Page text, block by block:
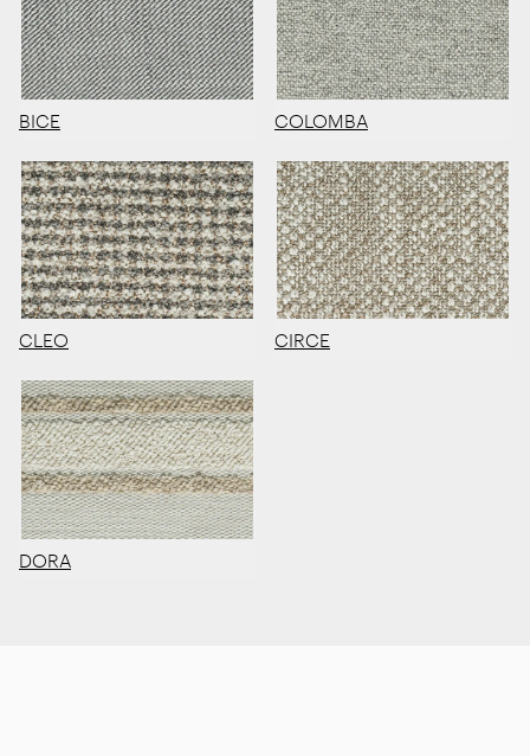
BICE COLOMBA
CLEO CIRCE
DORA